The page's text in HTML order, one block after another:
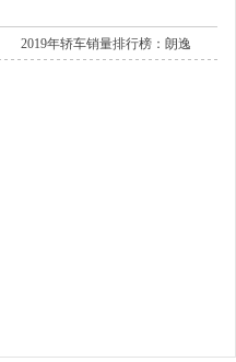
2019年轿车销量排行榜：朗逸